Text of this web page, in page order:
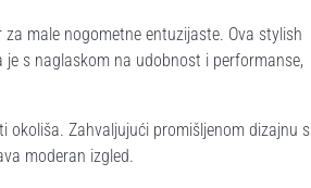
male nogometne entuzijaste. Ova stylish
s naglaskom na udobnost i performanse,
okoliša. Zahvaljujući promišljenom dizajnu s
moderan izgled.